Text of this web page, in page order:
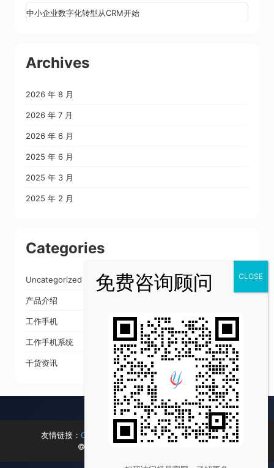
中小企业数字化转型从CRM开始
Archives
2026 年 8 月
2026 年 7 月
2026 年 6 月
2025 年 6 月
2025 年 3 月
2025 年 2 月
Categories
Uncategorized
产品介绍
工作手机
工作手机系统
干货资讯
友情链接： OSDWAN ·ISPIP· 明点跨境 ·IP查查·畅易
© 2026 畅易 · 企业销售增长引擎